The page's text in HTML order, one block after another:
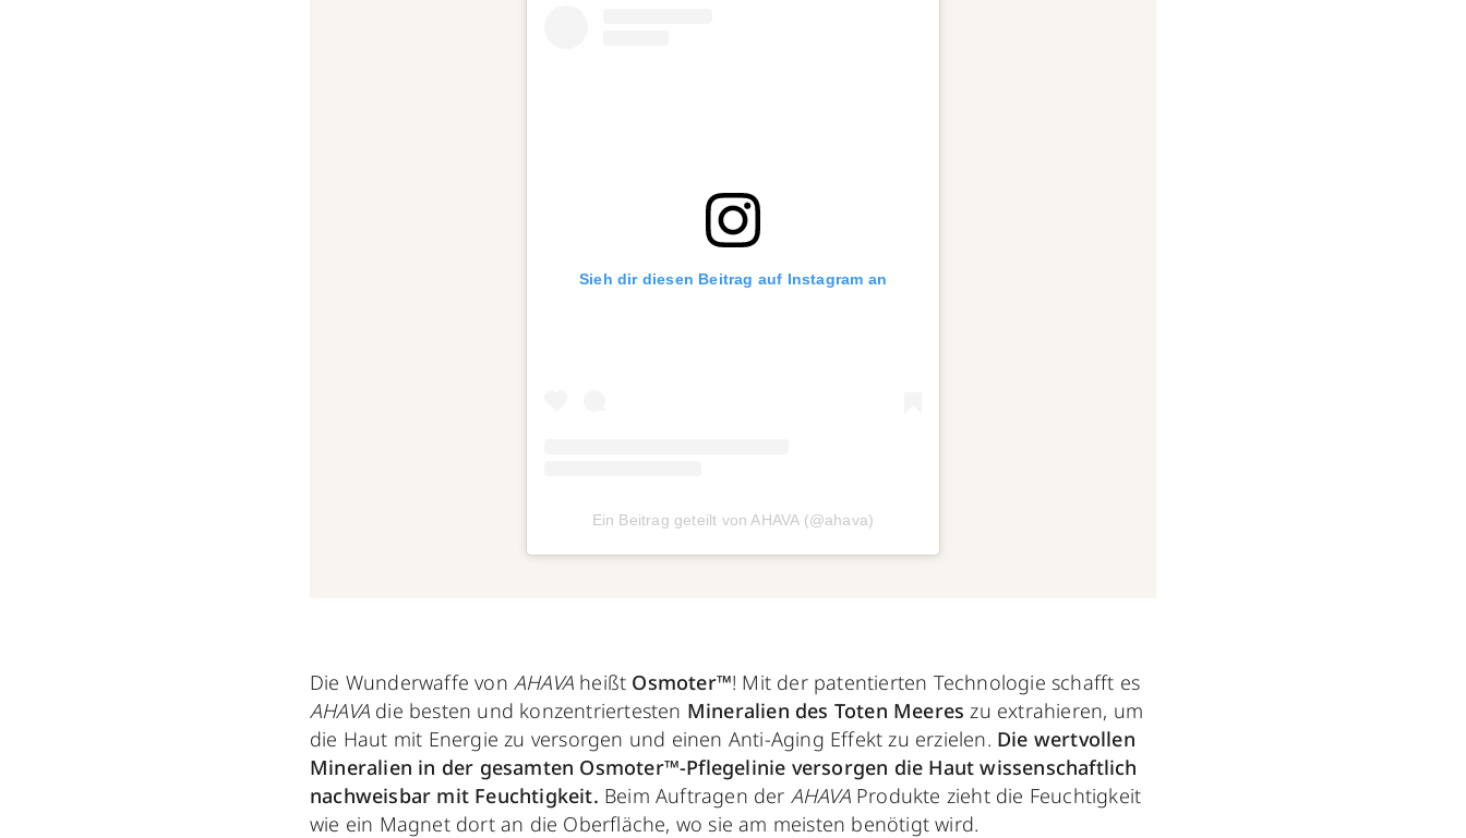
Sieh dir diesen Beitrag auf Instagram an
Ein Beitrag geteilt von AHAVA (@ahava)
Die Wunderwaffe von AHAVA heißt Osmoter™! Mit der patentierten Technologie schafft es
AHAVA die besten und konzentriertesten Mineralien des Toten Meeres zu extrahieren, um
die Haut mit Energie zu versorgen und einen Anti-Aging Effekt zu erzielen. Die wertvollen
Mineralien in der gesamten Osmoter™-Pflegelinie versorgen die Haut wissenschaftlich
nachweisbar mit Feuchtigkeit. Beim Auftragen der AHAVAProdukte zieht die Feuchtigkeit
wie ein Magnet dort an die Oberfläche, wo sie am meisten benötigt wird.